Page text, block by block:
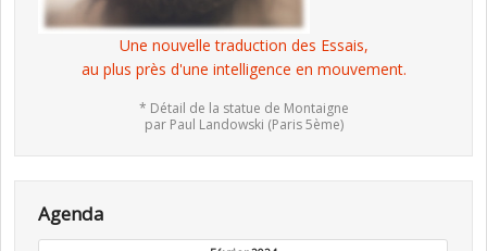
Une nouvelle traduction des Essais,
au plus près d'une intelligence en mouvement.
* Détail de la statue de Montaigne
par Paul Landowski (Paris 5ème)
Agenda